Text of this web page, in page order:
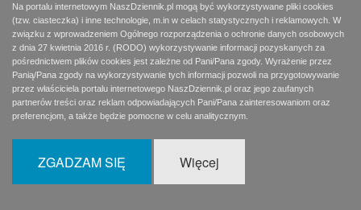
Wzmocnienie czy destrukcja?
Poniedziałek, 23 marca (06:57)
Oceniajmy polityków za czyny, nie za słowa
Poniedziałek, 23 marca (08:31)
Rosja chce karać urzędników innych państw za usuwanie
reliktów komunizmu
Niedziela, 22 marca (05:13)
Na opłatku mogąbyć bakterie
Niedziela, 22 marca (09:02)
Minister Kasprzyk i prezes Szarek chcą przywrócić
Powązkom Wojskowym rangę narodowej nekropolii
Sobota, 21 marca (12:08)
Na portalu internetowym NaszDziennik.pl mogą być wykorzystywane pliki cookies
(tzw. ciasteczka) i inne technologie, m.in w celach statystycznych i reklamowych. W
związku z wprowadzeniem Ogólnego rozporządzenia o ochronie danych osobowych
z dnia 27 kwietnia 2016 r. (RODO) wykorzystywanie informacji pozyskanych za
pośrednictwem plików cookies jest zależne od Pani/Pana zgody. Wyrażenie przez
Panią/Pana zgody na wykorzystywanie tych informacji pozwoli na przygotowywanie
przez właściciela portalu internetowego NaszDziennik.pl oraz jego zaufanych
partnerów treści oraz reklam odpowiadających Pani/Pana zainteresowaniom oraz
preferencjom, a także będzie pomocne w celu analitycznym.
ZGADZAM SIĘ Więcej